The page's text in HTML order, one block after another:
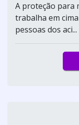
A proteção para
trabalha em
pessoas dos aci...